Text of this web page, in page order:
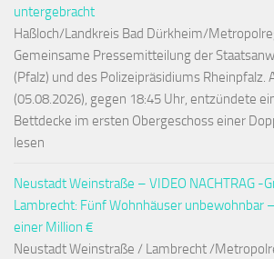
untergebracht
Haßloch/Landkreis Bad Dürkheim/
Gemeinsame Pressemitteilung der
(Pfalz) und des Polizeipräsidiums Rheinpfalz.
(05.08.2026), gegen 18:45 Uhr, entzündete
Bettdecke im ersten Obergeschoss einer
lesen
Neustadt Weinstraße – VIDEO NACHTRAG -
Lambrecht: Fünf Wohnhäuser unbewohnbar
einer Million €
Neustadt Weinstraße / Lambrecht /